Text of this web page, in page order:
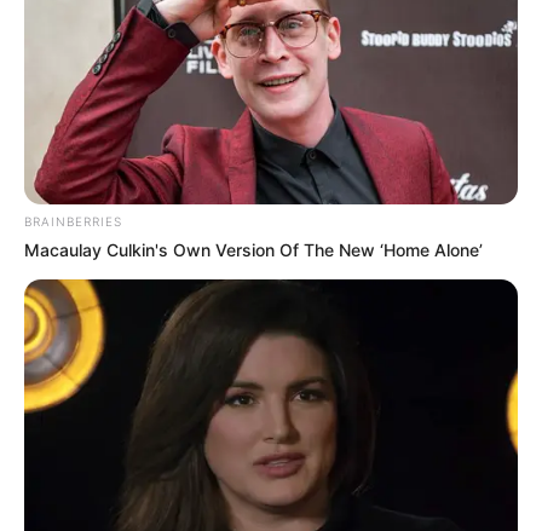
BRAINBERRIES
Macaulay Culkin's Own Version Of The New ‘Home Alone’